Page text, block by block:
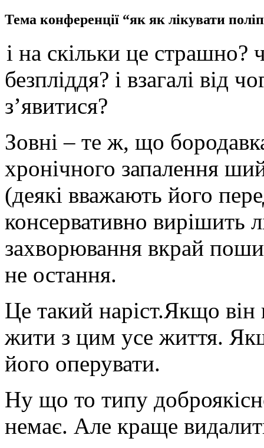
Тема конференції “як як лікувати
і на скільки це
безпліддя? і взагалі від
з’явитися?
Зовні – те ж, що
хронічного запалення
(деякі вважають його
консервативно вирішить
захворювання вкрай
не остання.
Це такий наріст.Якщо він
жити з цим усе життя.
його оперувати.
Ну що то типу
немає. Але краще